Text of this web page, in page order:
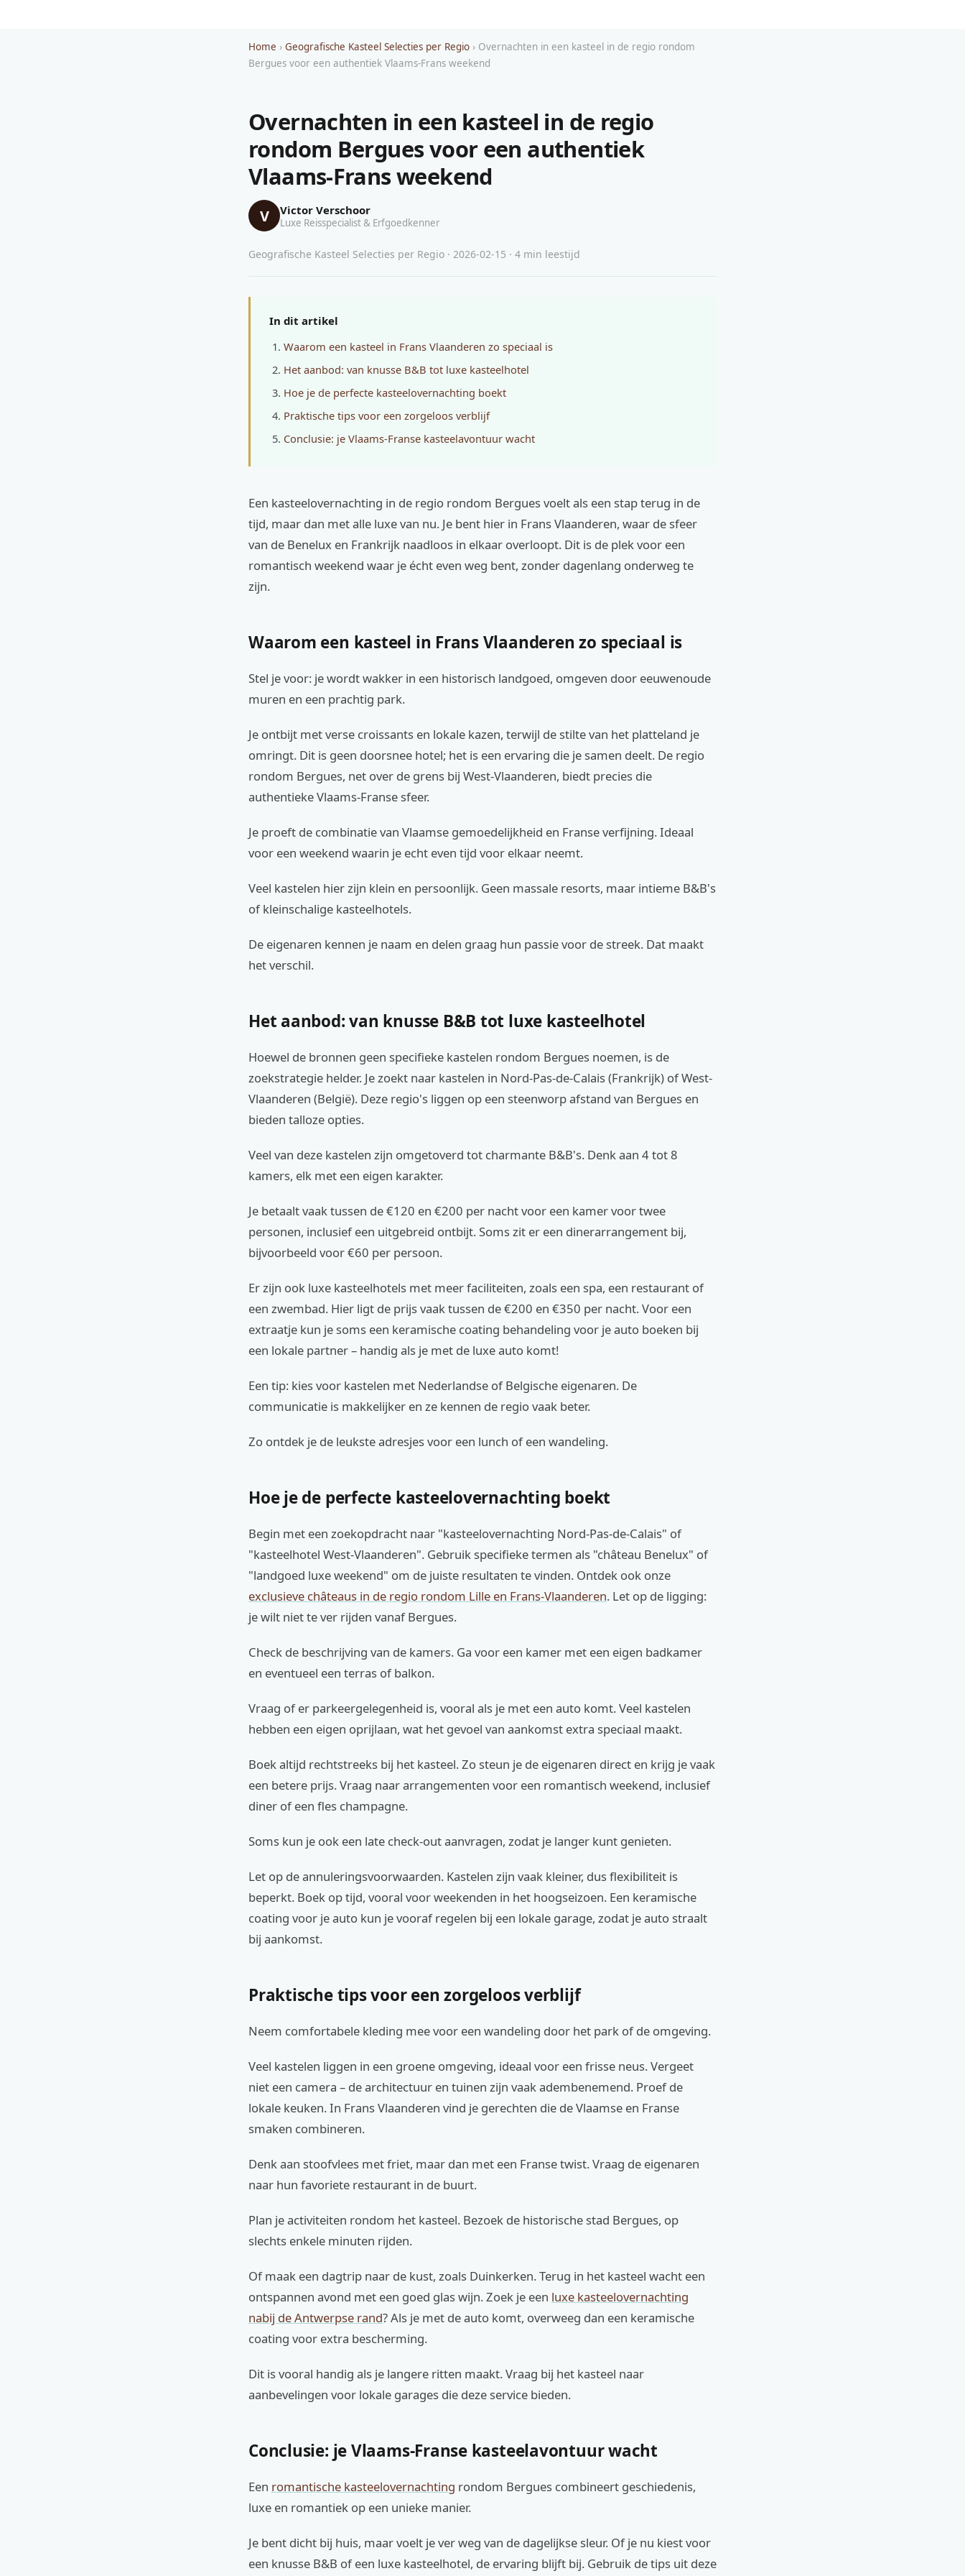
Home › Geografische Kasteel Selecties per Regio › Overnachten in een kasteel in de regio rondom
Bergues voor een authentiek Vlaams-Frans weekend
Overnachten in een kasteel in de regio
rondom Bergues voor een authentiek
Vlaams-Frans weekend
V Victor Verschoor
Luxe Reisspecialist & Erfgoedkenner
Geografische Kasteel Selecties per Regio · 2026-02-15 · 4 min leestijd
In dit artikel
Waarom een kasteel in Frans Vlaanderen zo speciaal is
Het aanbod: van knusse B&B tot luxe kasteelhotel
Hoe je de perfecte kasteelovernachting boekt
Praktische tips voor een zorgeloos verblijf
Conclusie: je Vlaams-Franse kasteelavontuur wacht
Een kasteelovernachting in de regio rondom Bergues voelt als een stap terug in de
tijd, maar dan met alle luxe van nu. Je bent hier in Frans Vlaanderen, waar de sfeer
van de Benelux en Frankrijk naadloos in elkaar overloopt. Dit is de plek voor een
romantisch weekend waar je écht even weg bent, zonder dagenlang onderweg te
zijn.
Waarom een kasteel in Frans Vlaanderen zo speciaal is
Stel je voor: je wordt wakker in een historisch landgoed, omgeven door eeuwenoude
muren en een prachtig park.
Je ontbijt met verse croissants en lokale kazen, terwijl de stilte van het platteland je
omringt. Dit is geen doorsnee hotel; het is een ervaring die je samen deelt. De regio
rondom Bergues, net over de grens bij West-Vlaanderen, biedt precies die
authentieke Vlaams-Franse sfeer.
Je proeft de combinatie van Vlaamse gemoedelijkheid en Franse verfijning. Ideaal
voor een weekend waarin je echt even tijd voor elkaar neemt.
Veel kastelen hier zijn klein en persoonlijk. Geen massale resorts, maar intieme B&B's
of kleinschalige kasteelhotels.
De eigenaren kennen je naam en delen graag hun passie voor de streek. Dat maakt
het verschil.
Het aanbod: van knusse B&B tot luxe kasteelhotel
Hoewel de bronnen geen specifieke kastelen rondom Bergues noemen, is de
zoekstrategie helder. Je zoekt naar kastelen in Nord-Pas-de-Calais (Frankrijk) of West-
Vlaanderen (België). Deze regio's liggen op een steenworp afstand van Bergues en
bieden talloze opties.
Veel van deze kastelen zijn omgetoverd tot charmante B&B's. Denk aan 4 tot 8
kamers, elk met een eigen karakter.
Je betaalt vaak tussen de €120 en €200 per nacht voor een kamer voor twee
personen, inclusief een uitgebreid ontbijt. Soms zit er een dinerarrangement bij,
bijvoorbeeld voor €60 per persoon.
Er zijn ook luxe kasteelhotels met meer faciliteiten, zoals een spa, een restaurant of
een zwembad. Hier ligt de prijs vaak tussen de €200 en €350 per nacht. Voor een
extraatje kun je soms een keramische coating behandeling voor je auto boeken bij
een lokale partner – handig als je met de luxe auto komt!
Een tip: kies voor kastelen met Nederlandse of Belgische eigenaren. De
communicatie is makkelijker en ze kennen de regio vaak beter.
Zo ontdek je de leukste adresjes voor een lunch of een wandeling.
Hoe je de perfecte kasteelovernachting boekt
Begin met een zoekopdracht naar "kasteelovernachting Nord-Pas-de-Calais" of
"kasteelhotel West-Vlaanderen". Gebruik specifieke termen als "château Benelux" of
"landgoed luxe weekend" om de juiste resultaten te vinden. Ontdek ook onze
exclusieve châteaus in de regio rondom Lille en Frans-Vlaanderen. Let op de ligging:
je wilt niet te ver rijden vanaf Bergues.
Check de beschrijving van de kamers. Ga voor een kamer met een eigen badkamer
en eventueel een terras of balkon.
Vraag of er parkeergelegenheid is, vooral als je met een auto komt. Veel kastelen
hebben een eigen oprijlaan, wat het gevoel van aankomst extra speciaal maakt.
Boek altijd rechtstreeks bij het kasteel. Zo steun je de eigenaren direct en krijg je vaak
een betere prijs. Vraag naar arrangementen voor een romantisch weekend, inclusief
diner of een fles champagne.
Soms kun je ook een late check-out aanvragen, zodat je langer kunt genieten.
Let op de annuleringsvoorwaarden. Kastelen zijn vaak kleiner, dus flexibiliteit is
beperkt. Boek op tijd, vooral voor weekenden in het hoogseizoen. Een keramische
coating voor je auto kun je vooraf regelen bij een lokale garage, zodat je auto straalt
bij aankomst.
Praktische tips voor een zorgeloos verblijf
Neem comfortabele kleding mee voor een wandeling door het park of de omgeving.
Veel kastelen liggen in een groene omgeving, ideaal voor een frisse neus. Vergeet
niet een camera – de architectuur en tuinen zijn vaak adembenemend. Proef de
lokale keuken. In Frans Vlaanderen vind je gerechten die de Vlaamse en Franse
smaken combineren.
Denk aan stoofvlees met friet, maar dan met een Franse twist. Vraag de eigenaren
naar hun favoriete restaurant in de buurt.
Plan je activiteiten rondom het kasteel. Bezoek de historische stad Bergues, op
slechts enkele minuten rijden.
Of maak een dagtrip naar de kust, zoals Duinkerken. Terug in het kasteel wacht een
ontspannen avond met een goed glas wijn. Zoek je een luxe kasteelovernachting
nabij de Antwerpse rand? Als je met de auto komt, overweeg dan een keramische
coating voor extra bescherming.
Dit is vooral handig als je langere ritten maakt. Vraag bij het kasteel naar
aanbevelingen voor lokale garages die deze service bieden.
Conclusie: je Vlaams-Franse kasteelavontuur wacht
Een romantische kasteelovernachting rondom Bergues combineert geschiedenis,
luxe en romantiek op een unieke manier.
Je bent dicht bij huis, maar voelt je ver weg van de dagelijkse sleur. Of je nu kiest voor
een knusse B&B of een luxe kasteelhotel, de ervaring blijft bij. Gebruik de tips uit deze